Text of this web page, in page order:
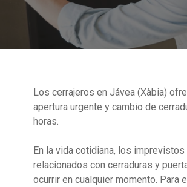
Los cerrajeros en Jávea (Xàbia)
apertura urgente y cambio de
horas.
En la vida cotidiana, los imprevistos
relacionados con cerraduras y
ocurrir en cualquier momento. Para